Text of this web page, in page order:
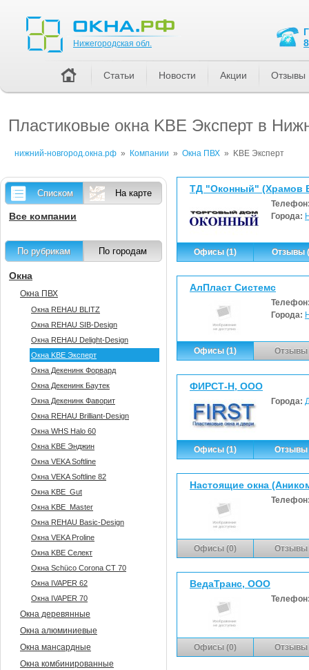
Пластиковые окна KBE Эксперт в
нижний-новгород.окна.рф » Компании » Окна ПВХ » KBE Эксперт
ТД "Оконный" (Храмов
Города:
Офисы (1) Отзывы
АлПласт Системс
Города:
Офисы (1) Отзывы
ФИРСТ-Н, ООО
Города:
Офисы (1) Отзывы
Настоящие окна
Офисы (0) Отзывы
ВедаТранс, ООО
Офисы (0) Отзывы
Списком На карте
Все компании
По рубрикам По городам
Окна
Окна ПВХ
Окна REHAU BLITZ
Окна REHAU SIB-Design
Окна REHAU Delight-Design
Окна KBE Эксперт
Окна Декенинк Форвард
Окна Декенинк Баутек
Окна Декенинк Фаворит
Окна REHAU Brilliant-Design
Окна WHS Halo 60
Окна KBE Энджин
Окна VEKA Softline
Окна VEKA Softline 82
Окна KBE_Gut
Окна KBE_Master
Окна REHAU Basic-Design
Окна VEKA Proline
Окна KBE Селект
Окна Sсhüco Corona CT 70
Окна IVAPER 62
Окна IVAPER 70
Окна деревянные
Окна алюминиевые
Окна мансардные
Окна комбинированные
Нижегородская обл.
Статьи Новости Акции Отзывы